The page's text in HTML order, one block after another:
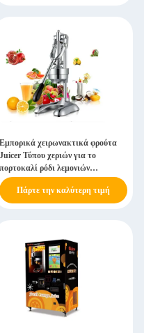
Εμπορικά χειρωνακτικά φρούτα
Juicer Τύπου χεριών για το
πορτοκαλί ρόδι λεμονιών
εσπεριδοειδών
Πάρτε την καλύτερη τιμή